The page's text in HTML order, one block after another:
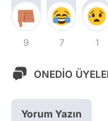
9 7 1
ONEDİO
Yorum Yazın